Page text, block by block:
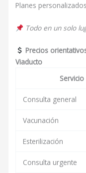
Planes
Todo en un solo
Precios
Viaducto
Servicio
Consulta general
Vacunación
Esterilización
Consulta urgente